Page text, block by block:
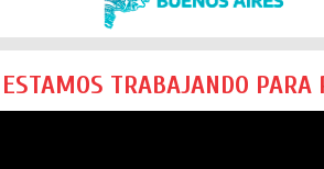
TRABAJANDO PARA